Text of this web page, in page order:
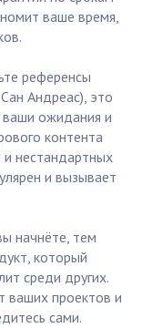
ваше время,
референсы
Андреас), это
ожидания и
контента
нестандартных
и вызывает
начнёте, тем
который
среди других.
ваших проектов и
сами.